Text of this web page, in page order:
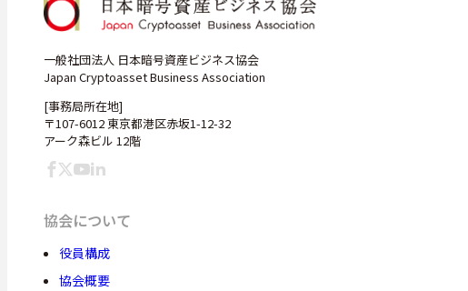
一般社団法人 日本暗号資産ビジネス協会
Japan Cryptoasset Business Association
[事務局所在地]
〒107-6012 東京都港区赤坂1-12-32
アーク森ビル 12階
協会について
役員構成
協会概要